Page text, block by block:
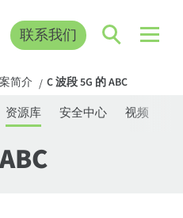
联系我们
简介 / C 波段 5G 的 ABC
资源库 安全中心 视频